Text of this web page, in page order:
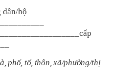
dân/hộ
phố, tổ, thôn, xã/phường/thị